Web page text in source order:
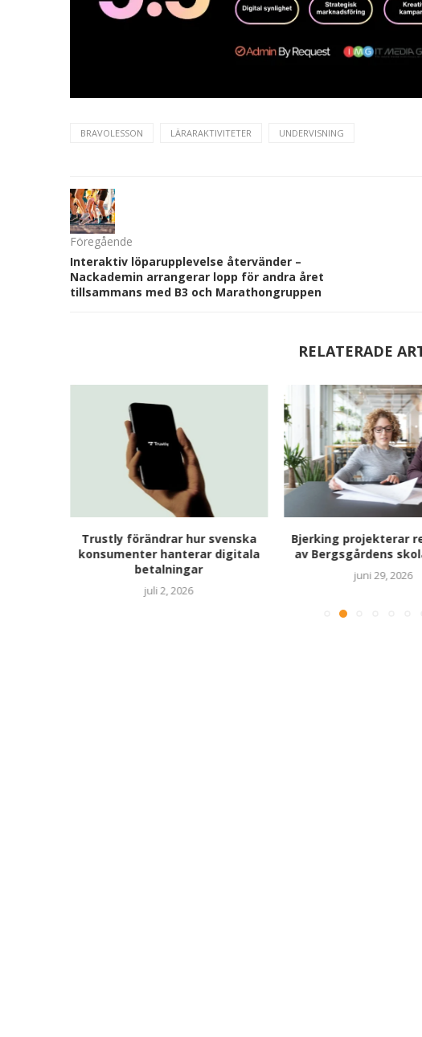
BRAVOLESSON LÄRARAKTIVITETER UNDERVISNING
Föregående
Interaktiv löparupplevelse återvänder –
Nackademin arrangerar lopp för andra året
tillsammans med B3 och Marathongruppen
RELATERADE
Trustly förändrar hur svenska
konsumenter hanterar digitala
betalningar
juli 2, 2026
Bjerking projekterar
av Bergsgårdens
juni 29, 2026